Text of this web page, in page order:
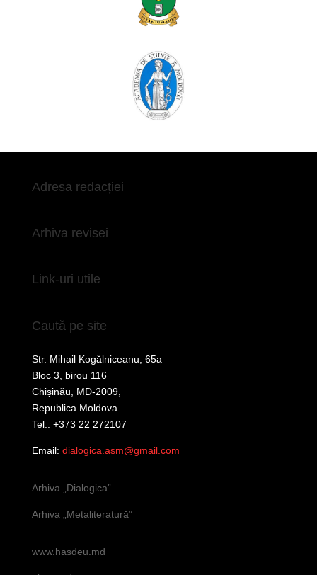
Adresa redacției
Arhiva revisei
Link-uri utile
Caută pe site
Str. Mihail Kogălniceanu, 65a
Bloc 3, birou 116
Chișinău, MD-2009,
Republica Moldova
Tel.: +373 22 272107
Email: dialogica.asm@gmail.com
Arhiva „Dialogica”
Arhiva „Metaliteratură”
www.hasdeu.md